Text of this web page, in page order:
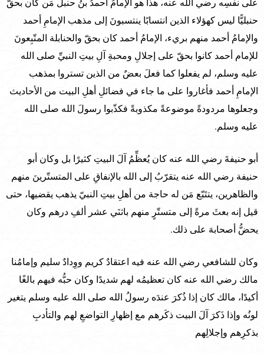
على نفسِه رضي الله عنه، هذا هو الإمامُ أحمدُ بنُ حنبل مَن كان بحقّ
حنبليًّا ليس كهؤلاء الذين انتسابًا ينتسبونَ إلى مذهب الإمامِ أحمد
والإمامُ أحمد منهم بريء، الإمامُ أحمد كان بحقّ والحنابلة المتّبِعونَ
للإمام أحمد كانوا بحقّ على إجلالِ ومحبةِ آلِ بيتِ النبيِّ صلى الله
عليه وسلم، لم يفعلوا كما فعلَ بعضٌ من الذين تستروا بمذهب
الإمامِ أحمد فأغاروا على ما جاء في فضائلِ أهلِ البيت من الأحاديث
وجعلوها مردودةً موضوعةً مكذوبةً فكذّبوا رسولَ الله صلى الله
عليه وسلم.
أبو حنيفةَ رضي الله عنه كان يُعظِّمُ آلَ البيتِ كثيرًا بل وكان أبو
حنيفة رضي الله عنه يتقرّبُ إلى الله بالإنفاقِ على المتستّرينَ منهم
والظاهرين، يتتَبّع مَن له حاجة من أهلِ بيتِ النبيّ يذهب يقضيها، حتى
قيل إنه بعثَ مرةً إلى متستّرٍ منهم باثنَي عشر ألفِ درهم وكان
يحضُّ أصحابهَ على ذلك.
وكان للشافعي رضي الله عنه فيه اعتقادٌ كريم ووِدادٌ سليم وإمامُنا
مالك رضي الله عنه كان تعظيمُه لهم شديدًا وكان حبُّه فيهم بالغًا
أكيدًا، مالك كان إذا ذُكرَ عندَه رسولُ الله صلى الله عليه وسلم يتغير
لونُه وإذا ذَكرَ آلَ البيت ذكَرهم مع إظهارِ التواضعِ لهم والتأدبِ
بذكرِهم وإجلالِهم